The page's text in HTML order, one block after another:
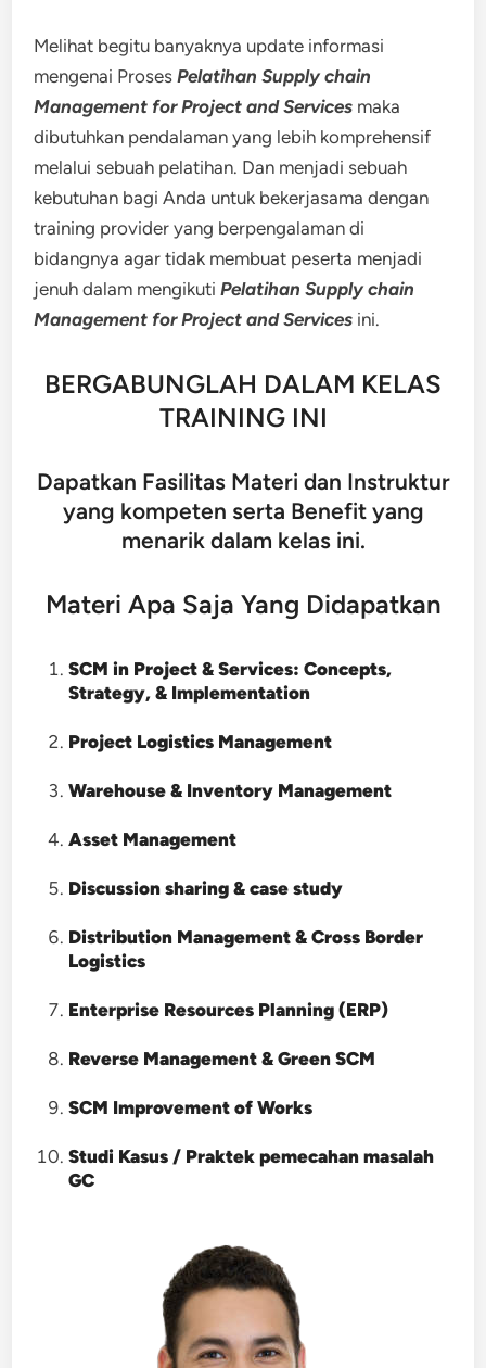
Melihat begitu banyaknya update informasi
mengenai ProsesPelatihan Supply chain
Management for Project and Services maka
dibutuhkan pendalaman yang lebih komprehensif
melalui sebuah pelatihan. Dan menjadi sebuah
kebutuhan bagi Anda untuk bekerjasama dengan
training provider yang berpengalaman di
bidangnya agar tidak membuat peserta menjadi
jenuh dalam mengikutiPelatihan Supply chain
Management for Project and Services ini.
BERGABUNGLAH DALAM KELAS
TRAINING INI
Dapatkan Fasilitas Materi dan Instruktur
yang kompeten serta Benefit yang
menarik dalam kelas ini.
Materi Apa Saja Yang Didapatkan
SCM in Project & Services: Concepts,
Strategy, & Implementation
Project Logistics Management
Warehouse & Inventory Management
Asset Management
Discussion sharing & case study
Distribution Management & Cross Border
Logistics
Enterprise Resources Planning (ERP)
Reverse Management & Green SCM
SCM Improvement of Works
Studi Kasus / Praktek pemecahan masalah
GC